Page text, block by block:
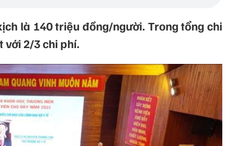
là 140 triệu đồng/người. Trong tổng chi
với 2/3 chi phí.